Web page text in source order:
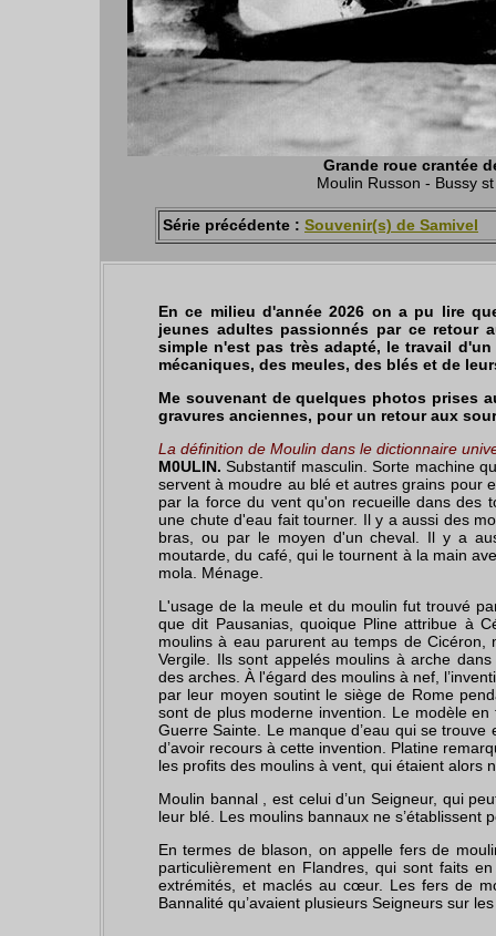
Grande roue crantée
Moulin Russon - Bussy
Série précédente : Souvenir(s) de Samivel
En ce milieu d'année 2026 on a pu lire
jeunes adultes passionnés par ce retour
simple n'est pas très adapté, le travail
mécaniques, des meules, des blés et de
Me souvenant de quelques photos prises
gravures anciennes, pour un retour aux
La définition de Moulin dans le dictionnaire
M0ULIN. Substantif masculin. Sorte machine
servent à moudre au blé et autres grains pour
par la force du vent qu'on recueille dans des
une chute d'eau fait tourner. Il y a aussi des
bras, ou par le moyen d'un cheval. Il y a
moutarde, du café, qui le tournent à la main
mola. Ménage.
L'usage de la meule et du moulin fut trouvé
que dit Pausanias, quoique Pline attribue à
moulins à eau parurent au temps de Cicéron,
Vergile. Ils sont appelés moulins à arche
des arches. À l'égard des moulins à nef,
par leur moyen soutint le siège de Rome
sont de plus moderne invention. Le modèle
Guerre Sainte. Le manque d’eau qui se
d’avoir recours à cette invention. Platine
les profits des moulins à vent, qui étaient alors
Moulin bannal , est celui d’un Seigneur, qui
leur blé. Les moulins bannaux ne s’établissent
En termes de blason, on appelle fers de
particulièrement en Flandres, qui sont faits
extrémités, et maclés au cœur. Les fers de
Bannalité qu’avaient plusieurs Seigneurs sur